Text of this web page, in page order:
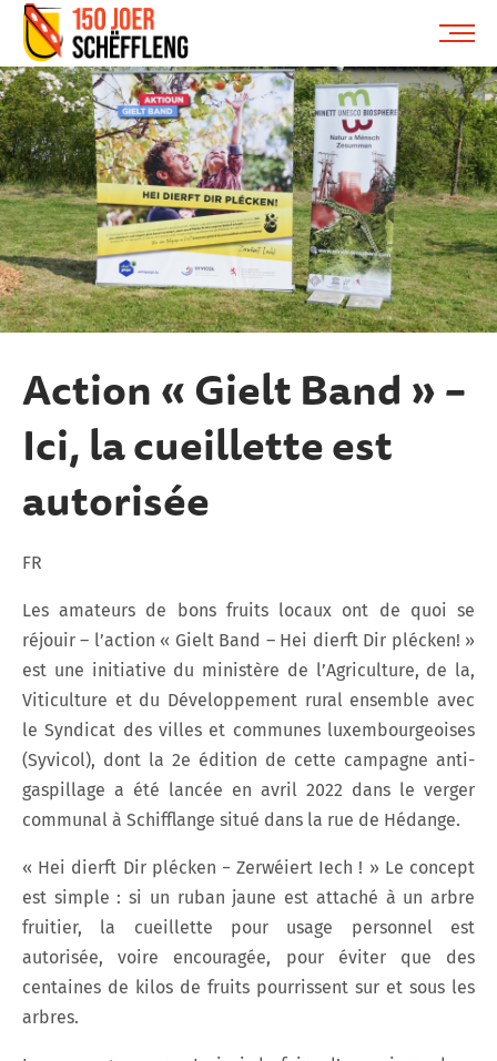
Schifflange, schifflange-logo, gemeng
Action « Gielt Band » –
Ici, la cueillette est
autorisée
FR
Les amateurs de bons fruits locaux ont de quoi se
réjouir – l’action « Gielt Band – Hei dierft Dir plécken! »
est une initiative du ministère de l’Agriculture, de la,
Viticulture et du Développement rural ensemble avec
le Syndicat des villes et communes luxembourgeoises
(Syvicol), dont la 2e édition de cette campagne anti-
gaspillage a été lancée en avril 2022 dans le verger
communal à Schifflange situé dans la rue de Hédange.
« Hei dierft Dir plécken − Zerwéiert Iech ! » Le concept
est simple : si un ruban jaune est attaché à un arbre
fruitier, la cueillette pour usage personnel est
autorisée, voire encouragée, pour éviter que des
centaines de kilos de fruits pourrissent sur et sous les
arbres.